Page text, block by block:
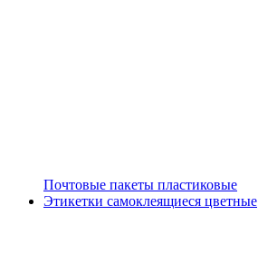
Почтовые пакеты пластиковые
Этикетки самоклеящиеся цветные